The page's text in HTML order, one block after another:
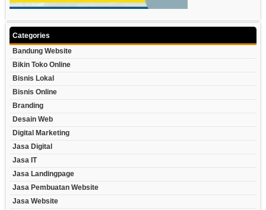
Categories
Bandung Website
Bikin Toko Online
Bisnis Lokal
Bisnis Online
Branding
Desain Web
Digital Marketing
Jasa Digital
Jasa IT
Jasa Landingpage
Jasa Pembuatan Website
Jasa Website